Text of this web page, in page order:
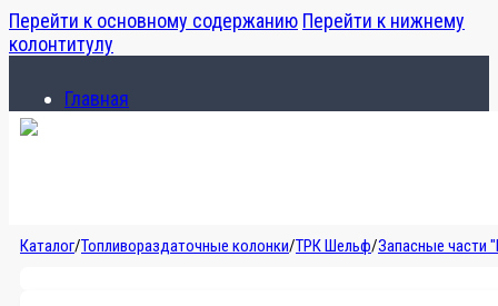
Перейти к основному содержанию Перейти к нижнему
колонтитулу
Главная
Каталог
Каталог/Топливораздаточные колонки/ТРК Шельф/Запасные части